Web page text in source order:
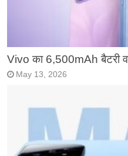
Vivo का 6,500mAh बैटरी
May 13, 2026